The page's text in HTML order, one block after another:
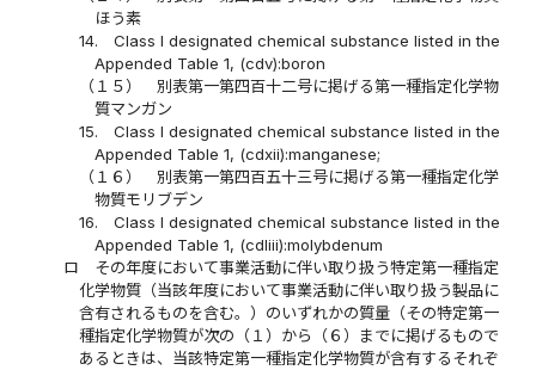
ほう素
14.
Class I designated chemical substance listed in the
Appended Table 1, (cdv):boron
（１５）
別表第一第四百十二号に掲げる第一種指定化学物
質マンガン
15.
Class I designated chemical substance listed in the
Appended Table 1, (cdxii):manganese;
（１６）
別表第一第四百五十三号に掲げる第一種指定化学
物質モリブデン
16.
Class I designated chemical substance listed in the
Appended Table 1, (cdliii):molybdenum
ロ
その年度において事業活動に伴い取り扱う特定第一種指定
化学物質（当該年度において事業活動に伴い取り扱う製品に
含有されるものを含む。）のいずれかの質量（その特定第一
種指定化学物質が次の（１）から（６）までに掲げるもので
あるときは、当該特定第一種指定化学物質が含有するそれぞ